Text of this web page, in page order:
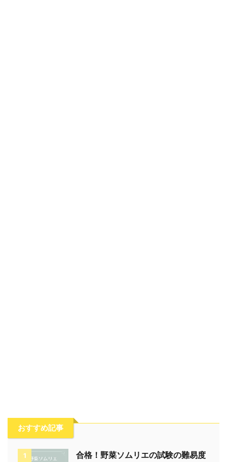
おすすめ記事
1
合格！野菜ソムリエの試験の難易度